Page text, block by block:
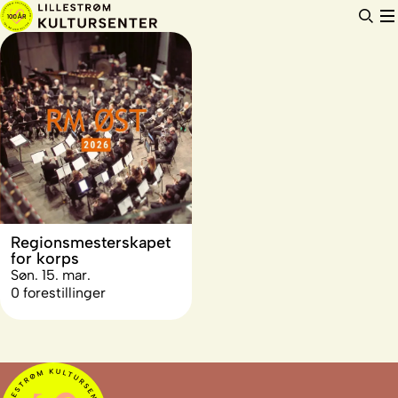
Hopp
til
innhold
Regionsmesterskapet
for korps
Søn. 15. mar.
0 forestillinger